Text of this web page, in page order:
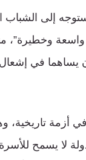
إلى
وخطيرة”،
في إشعال
في أزمة
لا يسمح